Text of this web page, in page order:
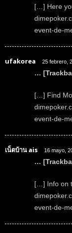
[…] Here
event-de-
ufakorea 25 febrero,
…
[…] Find
event-de-
เน็ตบ้าน ais 16 mayo,
…
[…] Info on
event-de-